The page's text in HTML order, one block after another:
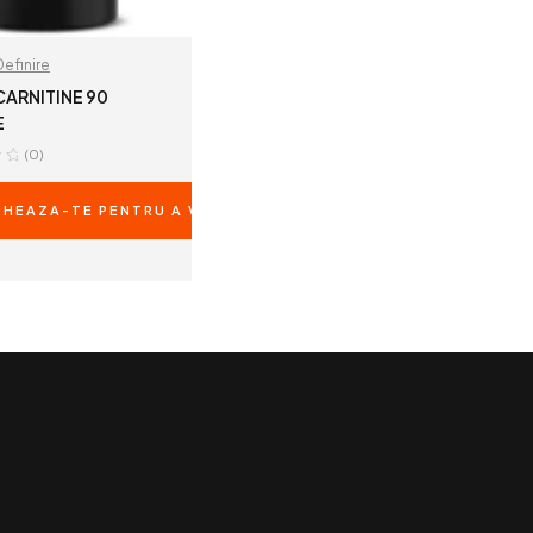
90
(0)
TE PENTRU A VEDEA PRETURILE